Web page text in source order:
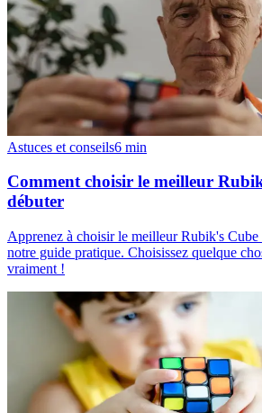
Astuces et conseils6 min
Comment choisir le meilleur
débuter
Apprenez à choisir le meilleur Rubik's Cube
notre guide pratique. Choisissez quelque
vraiment !